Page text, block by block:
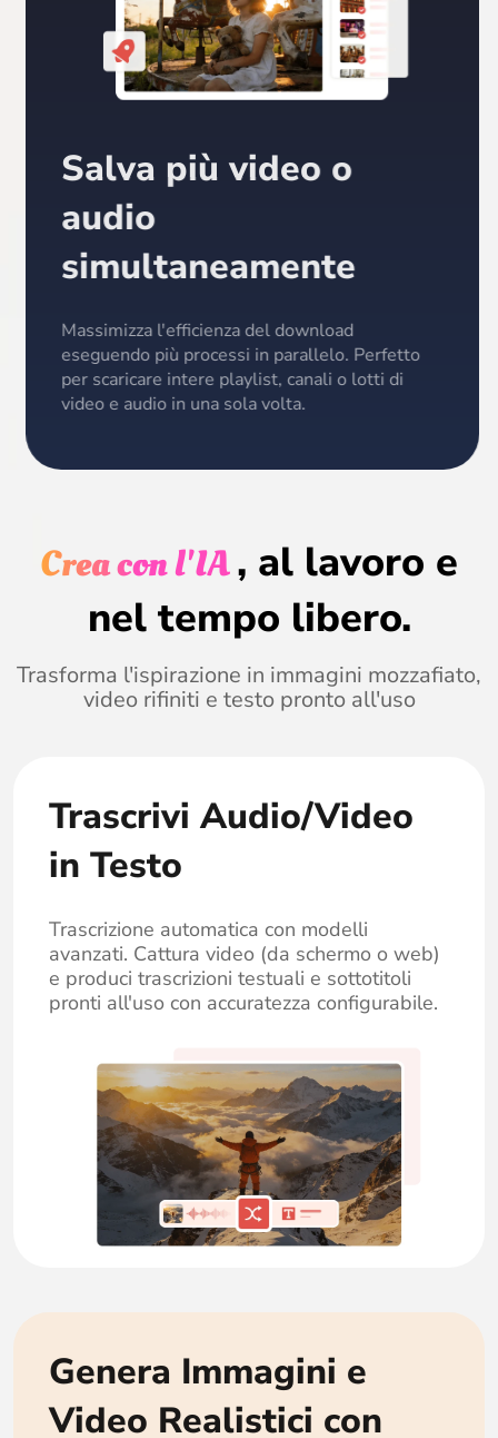
Salva più video o
audio
simultaneamente
Massimizza l'efficienza del download
eseguendo più processi in parallelo. Perfetto
per scaricare intere playlist, canali o lotti di
video e audio in una sola volta.
Crea con l'IA, al lavoro e
nel tempo libero.
Trasforma l'ispirazione in immagini mozzafiato,
video rifiniti e testo pronto all'uso
Trascrivi Audio/Video
in Testo
Trascrizione automatica con modelli
avanzati. Cattura video (da schermo o web)
e produci trascrizioni testuali e sottotitoli
pronti all'uso con accuratezza configurabile.
Genera Immagini e
Video Realistici con